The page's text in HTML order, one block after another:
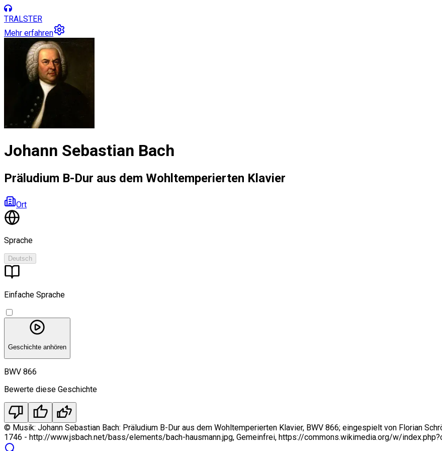
TRALSTER
Mehr erfahren
Johann Sebastian Bach
Präludium B-Dur aus dem Wohltemperierten Klavier
Ort
Sprache
Deutsch
Einfache Sprache
Geschichte anhören
BWV 866
Bewerte diese Geschichte
thumb_down thumb_up thumbs_up_double
© Musik: Johann Sebastian Bach: Präludium B-Dur aus dem Wohltemperierten Klavier, BWV 866; eingespielt von Florian
1746 - http://www.jsbach.net/bass/elements/bach-hausmann.jpg, Gemeinfrei, https://commons.wikimedia.org/w/